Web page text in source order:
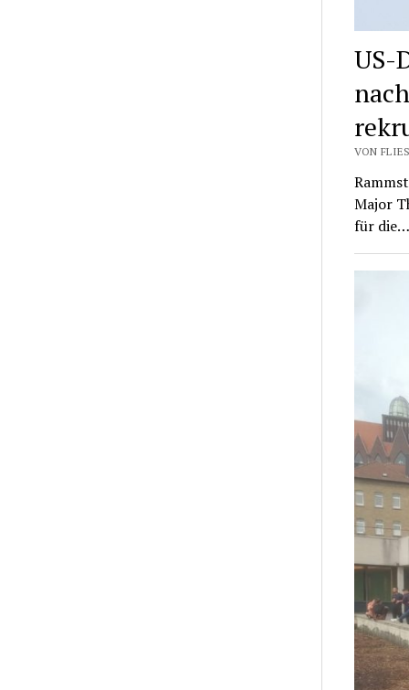
US-
VON
Major
für die…